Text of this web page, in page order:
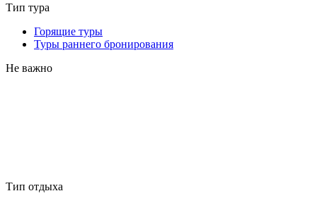
Тип тура
Горящие туры
Туры раннего бронирования
Не важно
Тип отдыха